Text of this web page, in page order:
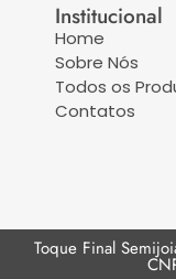
Institucional
Home
Sobre Nós
Todos os
Contatos
Toque Final